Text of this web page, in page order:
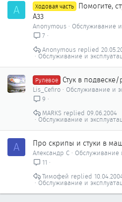
A Ходовая часть Помогите,
А33
Anonymous
Обслуживание
7
Обслуживание и
Anonymous
Рулевое Стук в
Lis_Cefiro
Обслуживание и
9
Обслуживание и
09.06.2004
MARKS
А Про скрипы и стуки в
Александр С
Обслуживание
11
Обслуживание и
Тимофей